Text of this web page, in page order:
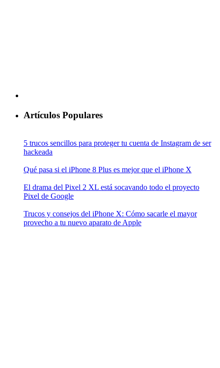
Artículos Populares
5 trucos sencillos para proteger tu cuenta de Instagram de ser
hackeada
Qué pasa si el iPhone 8 Plus es mejor que el iPhone X
El drama del Pixel 2 XL está socavando todo el proyecto
Pixel de Google
Trucos y consejos del iPhone X: Cómo sacarle el mayor
provecho a tu nuevo aparato de Apple